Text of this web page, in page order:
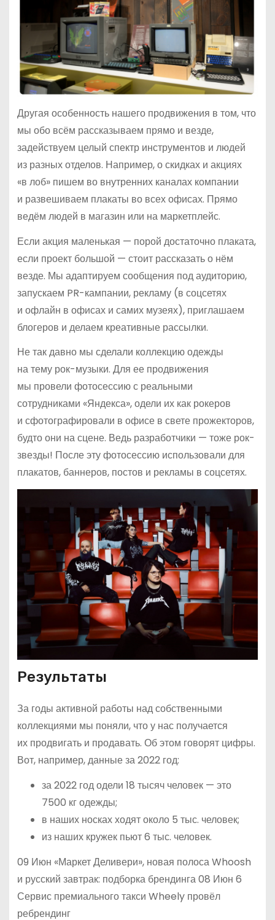
Другая особенность нашего продвижения в том, что
мы обо всём рассказываем прямо и везде,
задействуем целый спектр инструментов и людей
из разных отделов. Например, о скидках и акциях
«в лоб» пишем во внутренних каналах компании
и развешиваем плакаты во всех офисах. Прямо
ведём людей в магазин или на маркетплейс.
Если акция маленькая — порой достаточно плаката,
если проект большой — стоит рассказать о нём
везде. Мы адаптируем сообщения под аудиторию,
запускаем PR-кампании, рекламу (в соцсетях
и офлайн в офисах и самих музеях), приглашаем
блогеров и делаем креативные рассылки.
Не так давно мы сделали коллекцию одежды
на тему рок-музыки. Для ее продвижения
мы провели фотосессию с реальными
сотрудниками «Яндекса», одели их как рокеров
и сфотографировали в офисе в свете прожекторов,
будто они на сцене. Ведь разработчики — тоже рок-
звезды! После эту фотосессию использовали для
плакатов, баннеров, постов и рекламы в соцсетях.
Результаты
За годы активной работы над собственными
коллекциями мы поняли, что у нас получается
их продвигать и продавать. Об этом говорят цифры.
Вот, например, данные за 2022 год:
за 2022 год одели 18 тысяч человек — это
7500 кг одежды;
в наших носках ходят около 5 тыс. человек;
из наших кружек пьют 6 тыс. человек.
09 Июн «Маркет Деливери», новая полоса Whoosh
и русский завтрак: подборка брендинга 08 Июн 6
Сервис премиального такси Wheely провёл
ребрендинг